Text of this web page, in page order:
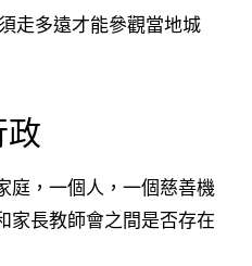
走多遠才能參觀當地城
政
庭，一個人，一個慈善機
家長教師會之間是否存在